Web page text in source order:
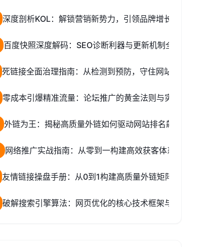
深度剖析KOL：解锁营销新势力，引领品牌增长新路径！
百度快照深度解码：SEO诊断利器与更新机制全揭秘
死链接全面治理指南：从检测到预防，守住网站权重与流量
零成本引爆精准流量：论坛推广的黄金法则与实战全攻略
外链为王：揭秘高质量外链如何驱动网站排名飙升
网络推广实战指南：从零到一构建高效获客体系
友情链接操盘手册：从0到1构建高质量外链矩阵的完整策略
破解搜索引擎算法：网页优化的核心技术框架与致命陷阱